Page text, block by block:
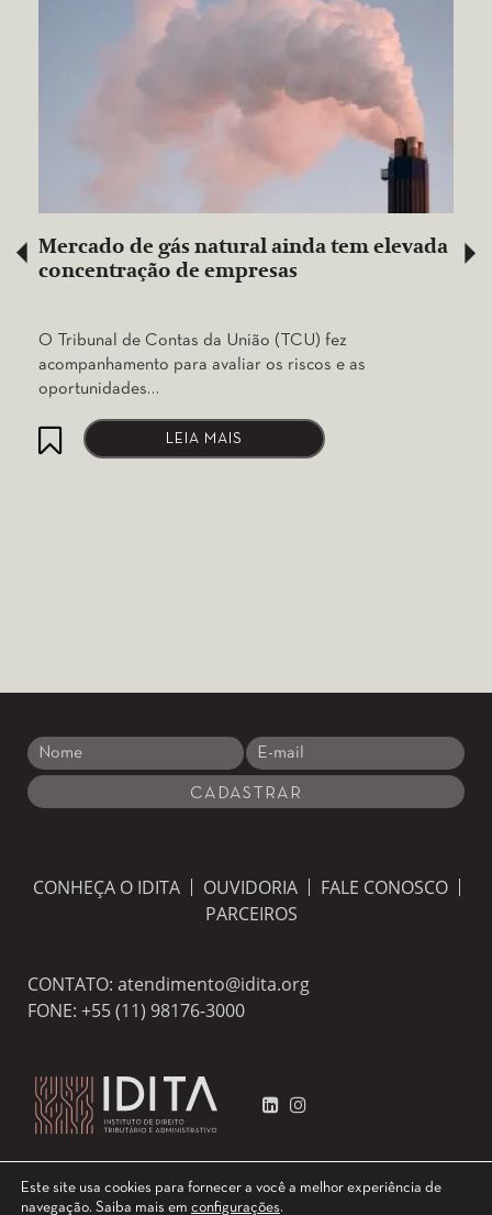
Mercado de gás natural ainda tem elevada
concentração de empresas
O Tribunal de Contas da União (TCU) fez
acompanhamento para avaliar os riscos e as
oportunidades…
LEIA MAIS
CONHEÇA O IDITA OUVIDORIA
FALE CONOSCO
PARCEIROS
CONTATO: atendimento@idita.org
FONE: +55 (11) 98176-3000
Este site usa cookies para fornecer a você a melhor experiência de
navegação. Saiba mais em configurações.